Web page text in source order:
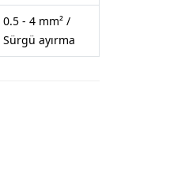
0.5 - 4 mm² /
Sürgü ayırma